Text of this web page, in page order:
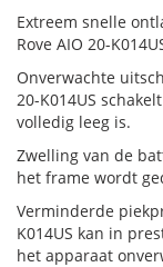
Extreem snelle
Rove AIO 20-
Onverwachte
20-K014US
volledig leeg is.
Zwelling van de
het frame wordt
Verminderde
K014US kan in
het apparaat